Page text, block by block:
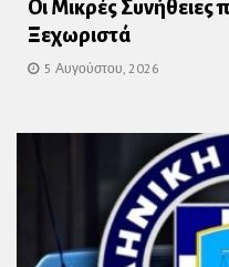
Οι Μικρές Συνήθειες
Ξεχωριστά
5 Αυγούστου, 2026